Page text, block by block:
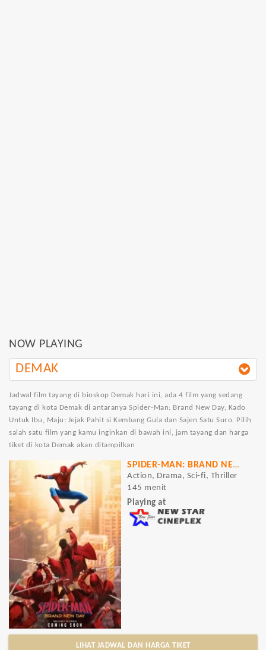
NOW PLAYING
DEMAK
Jadwal film tayang di bioskop Demak hari ini, ada 4 film yang sedang
tayang di kota Demak di antaranya Spider-Man: Brand New Day, Kado
Untuk Ibu, Maju: Jejak Pahit si Kembang Gula dan Sajen Satu Suro. Pilih
salah satu film yang kamu inginkan di bawah ini, jam tayang dan harga
tiket di kota Demak akan ditampilkan
SPIDER-MAN: BRAND NEW DAY
Action, Drama, Sci-fi, Thriller
145 menit
Playing at
LIHAT JADWAL DAN HARGA TIKET